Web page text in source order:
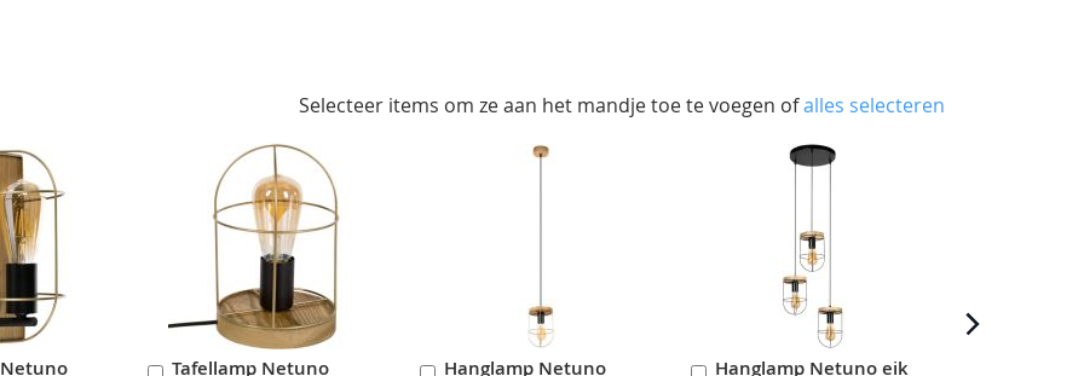
Selecteer items om ze aan het mandje toe te voegen ofalles selecteren
Tafellamp Netuno
In
Hanglamp Netuno
In
Hanglamp Netuno eik
In